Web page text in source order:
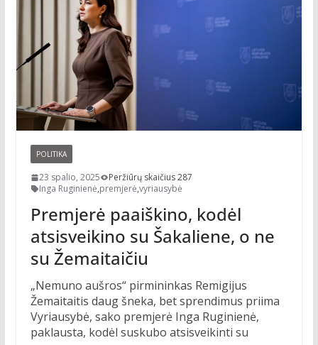
POLITIKA
23 spalio, 2025
Peržiūrų skaičius 287
Inga Ruginienė,premjerė,vyriausybė
Premjerė paaiškino, kodėl
atsisveikino su Šakaliene, o ne
su Žemaitaičiu
„Nemuno aušros“ pirmininkas Remigijus
Žemaitaitis daug šneka, bet sprendimus priima
Vyriausybė, sako premjerė Inga Ruginienė,
paklausta, kodėl suskubo atsisveikinti su